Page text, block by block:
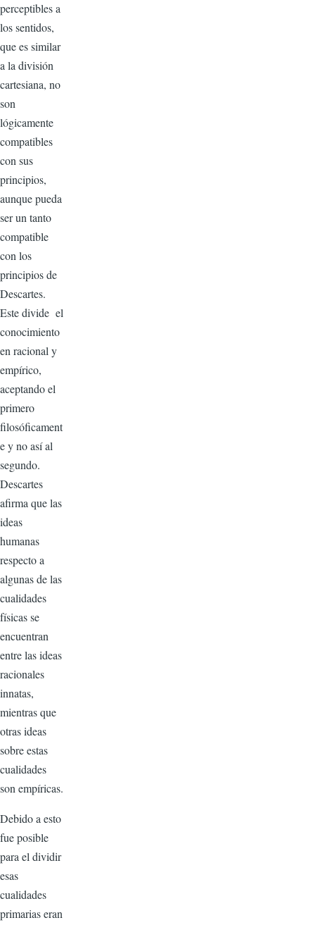
perceptibles a
los sentidos,
que es similar
a la división
cartesiana, no
son
lógicamente
compatibles
con sus
principios,
aunque pueda
ser un tanto
compatible
con los
principios de
Descartes.
Este divide el
conocimiento
en racional y
empírico,
aceptando el
primero
filosóficament
e y no así al
segundo.
Descartes
afirma que las
ideas
humanas
respecto a
algunas de las
cualidades
físicas se
encuentran
entre las ideas
racionales
innatas,
mientras que
otras ideas
sobre estas
cualidades
son empíricas.
Debido a esto
fue posible
para el dividir
esas
cualidades
primarias eran